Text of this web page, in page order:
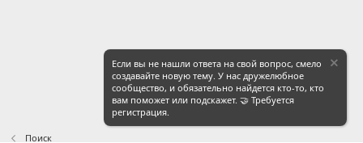
Поиск
Если вы не нашли ответа на свой вопрос, смело
создавайте новую тему. У нас дружелюбное
сообщество, и обязательно найдется кто-то, кто
вам поможет или подскажет. 🤝 Требуется
регистрация.